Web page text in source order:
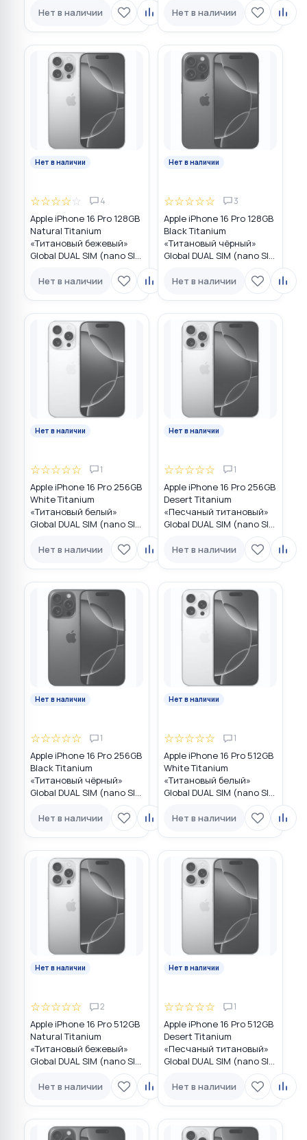
Нет в наличии
Нет в наличии
Нет в наличии
☆☆☆☆☆ 4
Apple iPhone 16 Pro 128GB
Natural Titanium
«Tитановый бежевый»
Global DUAL SIM (nano SIM
Нет в наличии
Нет в наличии
☆☆☆☆☆ 3
Apple iPhone 16 Pro 128GB
Black Titanium
«Титановый чёрный»
Global DUAL SIM (nano SIM
Нет в наличии
Нет в наличии
☆☆☆☆☆ 1
Apple iPhone 16 Pro 256GB
White Titanium
«Титановый белый»
Global DUAL SIM (nano SIM
Нет в наличии
Нет в наличии
☆☆☆☆☆ 1
Apple iPhone 16 Pro 256GB
Desert Titanium
«Песчаный титановый»
Global DUAL SIM (nano SIM
Нет в наличии
Нет в наличии
☆☆☆☆☆ 1
Apple iPhone 16 Pro 256GB
Black Titanium
«Титановый чёрный»
Global DUAL SIM (nano SIM
Нет в наличии
Нет в наличии
☆☆☆☆☆ 1
Apple iPhone 16 Pro 512GB
White Titanium
«Титановый белый»
Global DUAL SIM (nano SIM
Нет в наличии
Нет в наличии
☆☆☆☆☆ 2
Apple iPhone 16 Pro 512GB
Natural Titanium
«Tитановый бежевый»
Global DUAL SIM (nano SIM
Нет в наличии
Нет в наличии
☆☆☆☆☆ 1
Apple iPhone 16 Pro 512GB
Desert Titanium
«Песчаный титановый»
Global DUAL SIM (nano SIM
Нет в наличии